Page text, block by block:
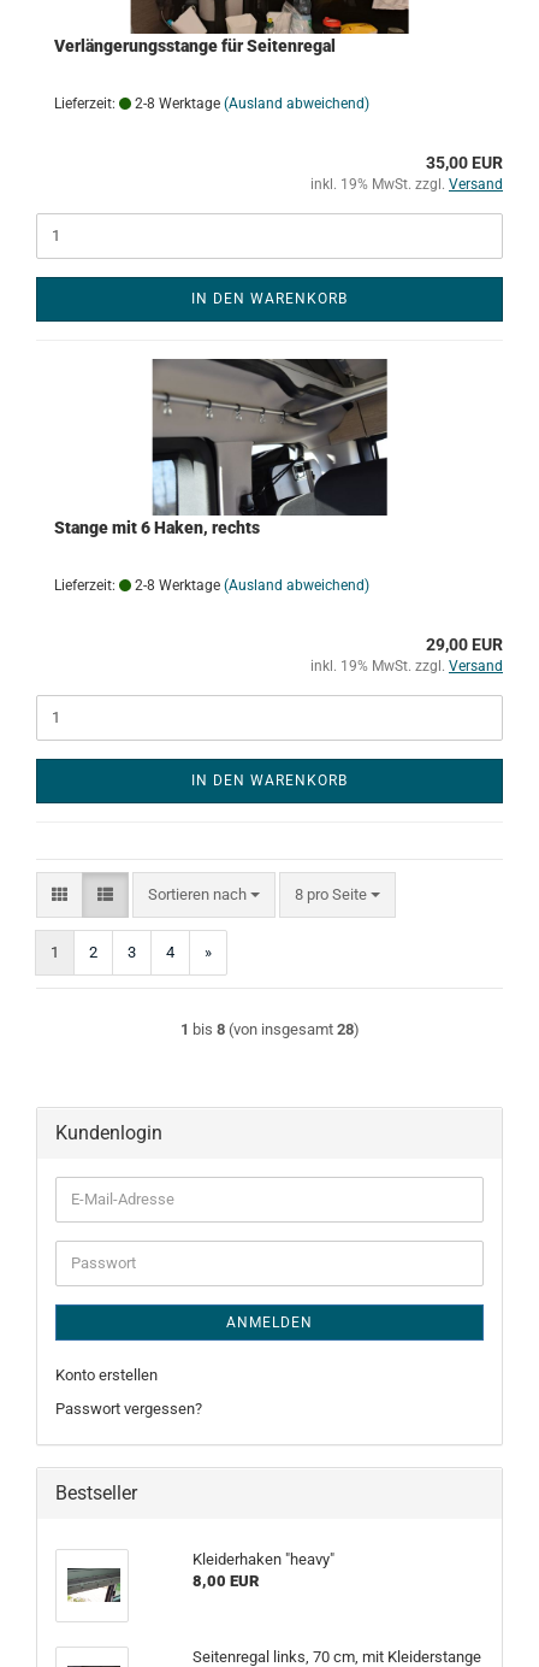
Verlängerungsstange für Seitenregal
Lieferzeit: 2-8 Werktage (Ausland abweichend)
35,00 EUR
inkl. 19% MwSt. zzgl. Versand
IN DEN WARENKORB
Stange mit 6 Haken, rechts
Lieferzeit: 2-8 Werktage (Ausland abweichend)
29,00 EUR
inkl. 19% MwSt. zzgl. Versand
IN DEN WARENKORB
Sortieren nach
Sortieren nach 8 pro Seite
pro Seite
1 2 3 4 »
1 bis 8(von insgesamt 28)
Kundenlogin
E-
Mail-
Adresse
Passwort
ANMELDEN
Konto erstellen
Passwort vergessen?
Bestseller
Kleiderhaken "heavy"
8,00 EUR
Seitenregal links, 70 cm, mit Kleiderstange